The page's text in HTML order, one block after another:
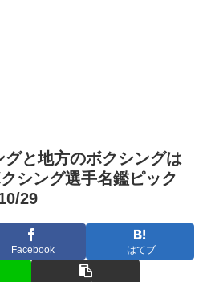
と地方のボクシングは
シング選手名鑑ピック
29
Facebook はてブ